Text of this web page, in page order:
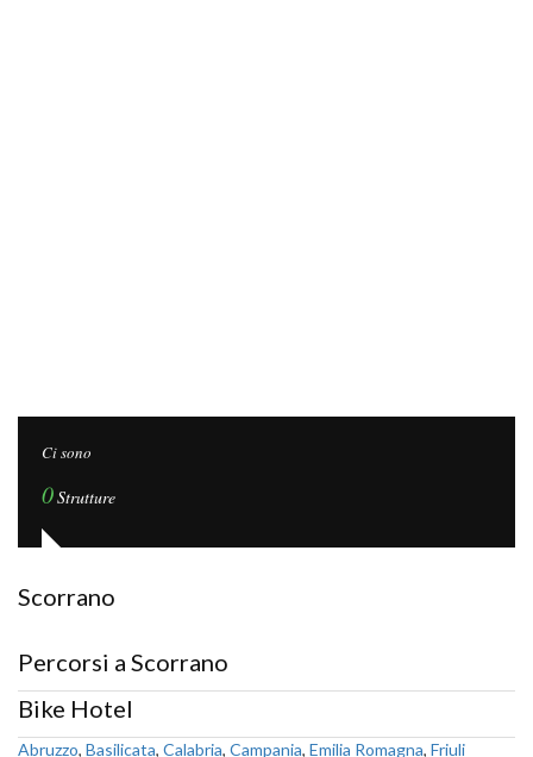
Ci sono
0Strutture
Scorrano
Percorsi a Scorrano
Bike Hotel
Abruzzo, Basilicata, Calabria, Campania, Emilia Romagna, Friuli